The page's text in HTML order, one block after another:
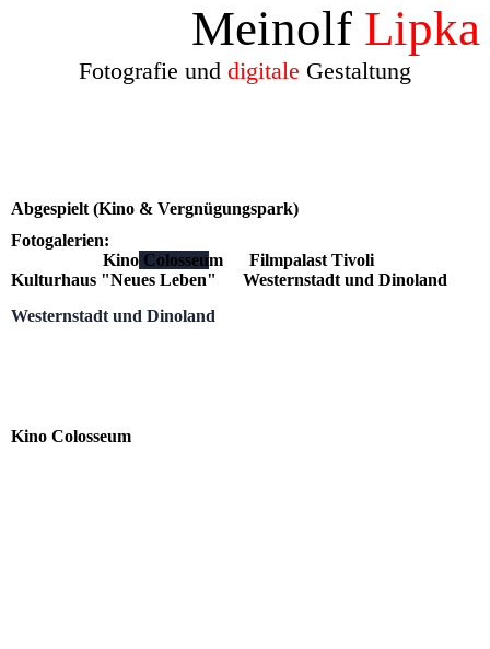
Meinolf Lipka
Fotografie und digitale Gestaltung
Abgespielt (Kino & Vergnügungspark)
Fotogalerien:
Kino Colosseum Filmpalast Tivoli
Kulturhaus "Neues Leben" Westernstadt und Dinoland
Westernstadt und Dinoland
Kino Colosseum